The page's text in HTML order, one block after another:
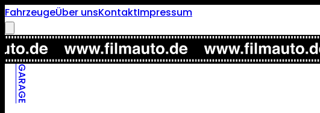
FahrzeugeÜber unsKontaktImpressum
GARAGE